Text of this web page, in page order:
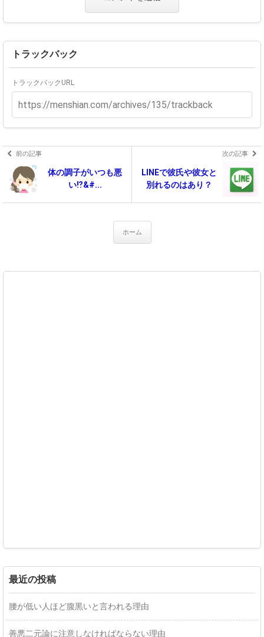
トラックバック
トラックバックURL
前の記事
体の調子がいつも悪
い⁉&#...
次の記事
LINEで彼氏や彼女と
別れるのはあり？
ホーム
最近の投稿
腰が低い人ほど腹黒いと言われる理由
善悪二元論に注意しなければならない理由